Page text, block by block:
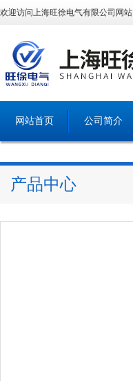
欢迎访问上海旺徐电气有限公司网站
网站首页 公司简介
产品中心